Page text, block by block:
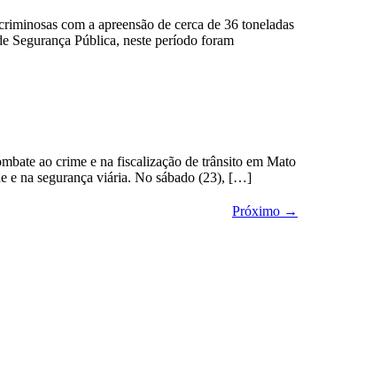
com a apreensão de cerca de 36 toneladas
Segurança Pública, neste período foram
ao crime e na fiscalização de trânsito em Mato
e na segurança viária. No sábado (23), […]
Próximo →